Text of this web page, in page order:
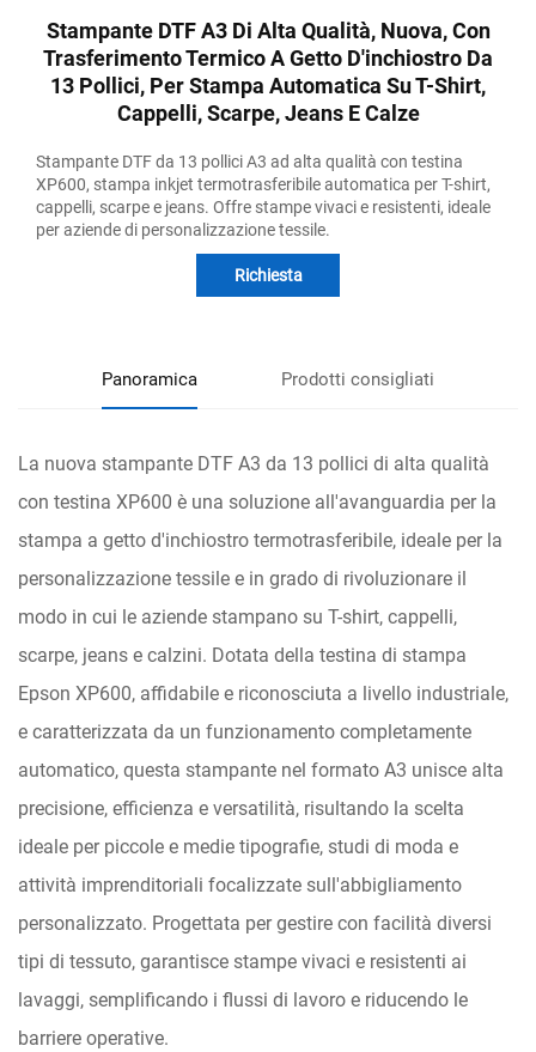
Stampante DTF A3 Di Alta Qualità, Nuova, Con
Trasferimento Termico A Getto D'inchiostro Da
13 Pollici, Per Stampa Automatica Su T-Shirt,
Cappelli, Scarpe, Jeans E Calze
Stampante DTF da 13 pollici A3 ad alta qualità con testina
XP600, stampa inkjet termotrasferibile automatica per T-shirt,
cappelli, scarpe e jeans. Offre stampe vivaci e resistenti, ideale
per aziende di personalizzazione tessile.
Richiesta
Panoramica Prodotti consigliati
La nuova stampante DTF A3 da 13 pollici di alta qualità
con testina XP600 è una soluzione all'avanguardia per la
stampa a getto d'inchiostro termotrasferibile, ideale per la
personalizzazione tessile e in grado di rivoluzionare il
modo in cui le aziende stampano su T-shirt, cappelli,
scarpe, jeans e calzini. Dotata della testina di stampa
Epson XP600, affidabile e riconosciuta a livello industriale,
e caratterizzata da un funzionamento completamente
automatico, questa stampante nel formato A3 unisce alta
precisione, efficienza e versatilità, risultando la scelta
ideale per piccole e medie tipografie, studi di moda e
attività imprenditoriali focalizzate sull'abbigliamento
personalizzato. Progettata per gestire con facilità diversi
tipi di tessuto, garantisce stampe vivaci e resistenti ai
lavaggi, semplificando i flussi di lavoro e riducendo le
barriere operative.